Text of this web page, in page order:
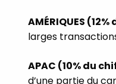
AMÉRIQUES
larges
APAC (10% du
d’une partie du